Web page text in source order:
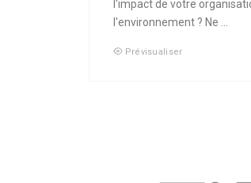
l'impact de votre
l'environnement ? Ne ...
Prévisualiser